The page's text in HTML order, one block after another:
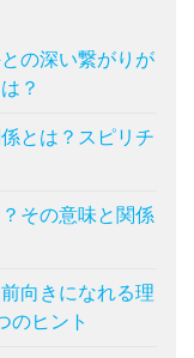
の深い繋がりが
？
とは？スピリチ
その意味と関係
向きになれる理
のヒント